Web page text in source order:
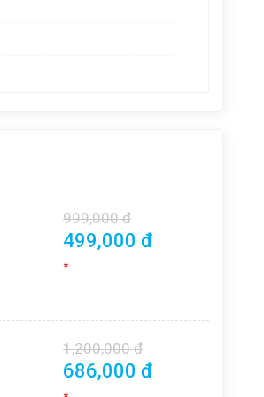
999,000 đ
499,000 đ
*
1,200,000 đ
686,000 đ